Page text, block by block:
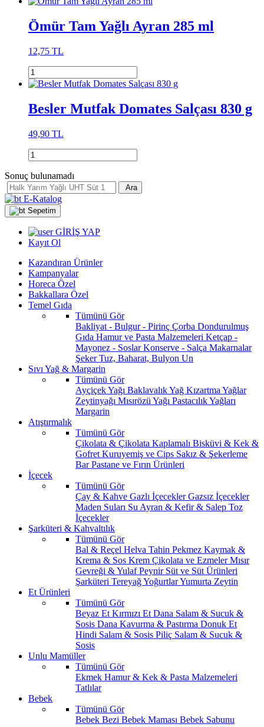
Ömür Tam Yağlı Ayran 285 ml
12,75 TL
Besler Mutfak Domates Salçası 830 g
49,90 TL
Sonuç bulunamadı
Ara
E-Katalog
Sepetim
GİRİŞ YAP
Kayıt Ol
Kazandıran Ürünler
Kampanyalar
Horeca Özel
Bakkallara Özel
Temel Gıda
Tümünü Gör
Bakliyat - Bulgur - Pirinç Çorba Dondurulmuş
Gıda Hamur ve Pasta Malzemeleri Ketçap -
Mayonez - SoslarKonserve - Salça Makarnalar
ŞekerTuz, Baharat, Bulyon Un
Sıvı Yağ & Margarin
Tümünü Gör
Ayçiçek Yağı Baklavalık Yağ Kızartma Yağlar
Zeytinyağı Mısırözü Yağı Pastacılık Yağları
Margarin
Atıştırmalık
Tümünü Gör
Çikolata & Çikolata Kaplamalı Bisküvi & Kek &
Gofret Kuruyemiş ve Cips Sakız & Şekerleme
BarPastane ve Fırın Ürünleri
İçecek
Tümünü Gör
Çay & Kahve Gazlı İçeceklerGazsız İçecekler
Maden Suları Su Ayran & Kefir & Salep Toz
İçecekler
Şarküteri & Kahvaltılık
Tümünü Gör
Bal & Reçel Helva Tahin Pekmez Kaymak &
Krema & Sos Krem Çikolata ve EzmelerMısır
Gevreği & YulafPeynir Süt ve Süt Ürünleri
Şarküteri TereyağYoğurtlarYumurta Zeytin
Et Ürünleri
Tümünü Gör
Beyaz Et Kırmızı Et Dana Salam & Sucuk &
Sosis Dana Kavurma & Pastırma Donuk Et
Hindi Salam & Sosis Piliç Salam & Sucuk &
Sosis
Unlu Mamüller
Tümünü Gör
Ekmek Hamur & Kek & Pasta Malzemeleri
Tatlılar
Bebek
Tümünü Gör
Bebek Bezi Bebek Maması Bebek Sabunu